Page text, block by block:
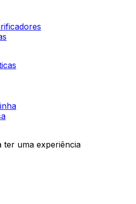
ter uma experiência